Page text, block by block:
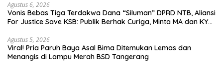
Agustus 6, 2026
Vonis Bebas Tiga Terdakwa Dana “Siluman” DPRD NTB, Aliansi
For Justice Save KSB: Publik Berhak Curiga, Minta MA dan KY
Agustus 5, 2026
Viral! Pria Paruh Baya Asal Bima Ditemukan Lemas dan
Menangis di Lampu Merah BSD Tangerang